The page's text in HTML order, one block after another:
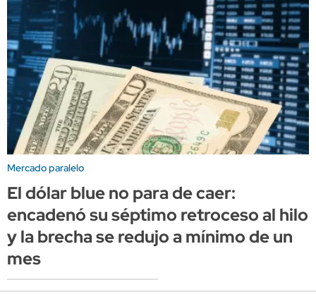
Mercado paralelo
El dólar blue no para de caer:
encadenó su séptimo retroceso al hilo
y la brecha se redujo a mínimo de un
mes